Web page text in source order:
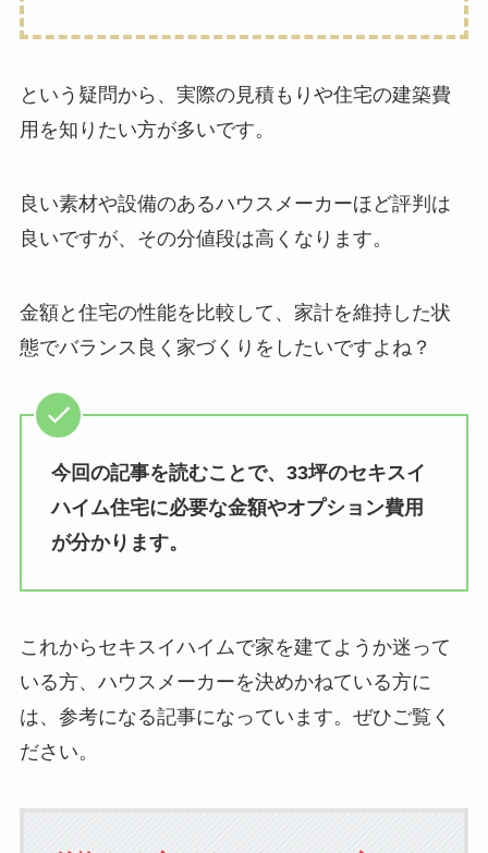
という疑問から、実際の見積もりや住宅の建築費
用を知りたい方が多いです。
良い素材や設備のあるハウスメーカーほど評判は
良いですが、その分値段は高くなります。
金額と住宅の性能を比較して、家計を維持した状
態でバランス良く家づくりをしたいですよね？
今回の記事を読むことで、33坪のセキスイ
ハイム住宅に必要な金額やオプション費用
が分かります。
これからセキスイハイムで家を建てようか迷って
いる方、ハウスメーカーを決めかねている方に
は、参考になる記事になっています。ぜひご覧く
ださい。